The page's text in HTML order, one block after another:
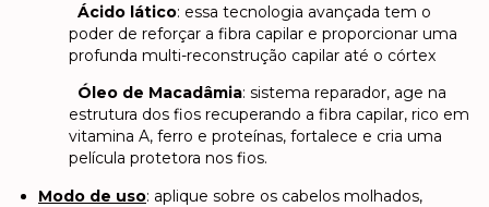
Ácido lático: essa tecnologia avançada tem o
poder de reforçar a fibra capilar e proporcionar uma
profunda multi-reconstrução capilar até o córtex
Óleo de Macadâmia: sistema reparador, age na
estrutura dos fios recuperando a fibra capilar, rico em
vitamina A, ferro e proteínas, fortalece e cria uma
película protetora nos fios.
Modo de uso: aplique sobre os cabelos molhados,